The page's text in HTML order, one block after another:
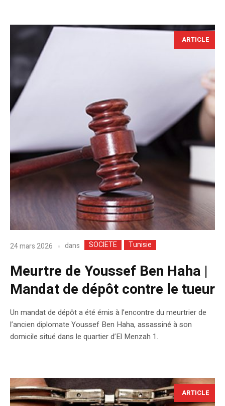
ARTICLE
24 mars 2026 dans SOCIETE Tunisie
Meurtre de Youssef Ben Haha |
Mandat de dépôt contre le tueur
Un mandat de dépôt a été émis à l’encontre du meurtrier de
l’ancien diplomate Youssef Ben Haha, assassiné à son
domicile situé dans le quartier d’El Menzah 1.
ARTICLE